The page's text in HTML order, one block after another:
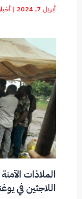
أبريل 7, 2024 |
الملاذات
اللاجئين في